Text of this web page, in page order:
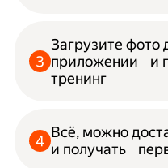
Загрузите фото
приложении и
тренинг
Всё, можно
и получать